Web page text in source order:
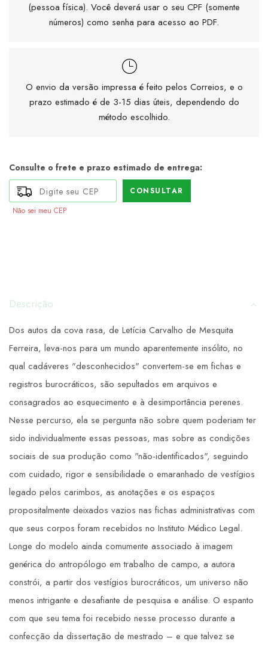
(pessoa física). Você deverá usar o seu CPF (somente
números) como senha para acesso ao PDF.
O envio da versão impressa é feito pelos Correios, e o
prazo estimado é de 3-15 dias úteis, dependendo do
método escolhido.
Consulte o frete e prazo estimado de entrega:
CONSULTAR
Não sei meu CEP
Descrição
Dos autos da cova rasa, de Letícia Carvalho de Mesquita
Ferreira, leva-nos para um mundo aparentemente insólito, no
qual cadáveres "desconhecidos" convertem-se em fichas e
registros burocráticos, são sepultados em arquivos e
consagrados ao esquecimento e à desimportância perenes.
Nesse percurso, ela se pergunta não sobre quem poderiam ter
sido individualmente essas pessoas, mas sobre as condições
sociais de sua produção como "não-identificados", seguindo
com cuidado, rigor e sensibilidade o emaranhado de vestígios
legado pelos carimbos, as anotações e os espaços
propositalmente deixados vazios nas fichas administrativas com
que seus corpos foram recebidos no Instituto Médico Legal.
Longe do modelo ainda comumente associado à imagem
genérica do antropólogo em trabalho de campo, a autora
constrói, a partir dos vestígios burocráticos, um universo não
menos intrigante e desafiante de pesquisa e análise. O espanto
com que seu tema foi recebido nesse processo durante a
confecção da dissertação de mestrado – e que talvez se